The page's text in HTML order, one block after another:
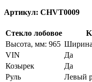
Артикул: CHVT0009
Стекло лобовое
Высота, мм: 965
VIN
Да
Козырек
Да
Руль
Левый